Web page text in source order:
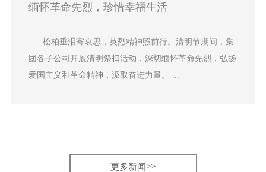
缅怀革命先烈，珍惜幸福生活
松柏垂泪寄哀思，英烈精神照前行。清明节期间，集
团各子公司开展清明祭扫活动，深切缅怀革命先烈，弘扬
爱国主义和革命精神，汲取奋进力量。 ...
更多新闻>>